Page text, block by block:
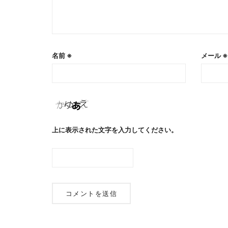
名前 ※ メール※
上に表示された文字を入力してください。